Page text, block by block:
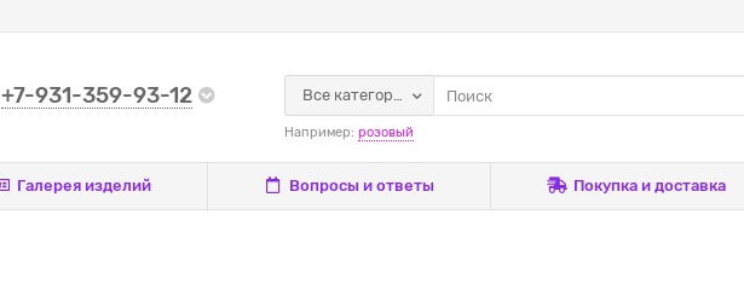
+7-931-359-93-12 Все категории
Например: розовый
Галерея изделий Вопросы и ответы Покупка и доставка